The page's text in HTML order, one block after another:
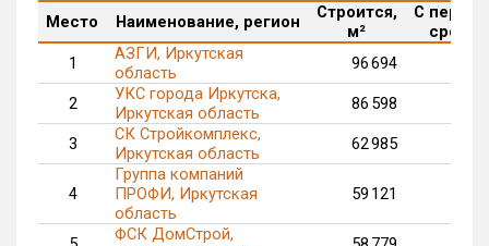
Место Наименование, регион
Строится,
м²
С
срока,
1
АЗГИ, Иркутская
область
96 694
2
УКС города Иркутска,
Иркутская область
86 598
3
СК Стройкомплекс,
Иркутская область
62 985
4
Группа компаний
ПРОФИ, Иркутская
область
59 121
ФСК ДомСтрой,